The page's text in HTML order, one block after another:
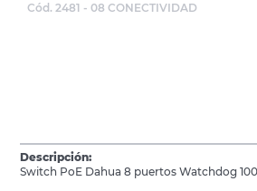
Cód. 2481 - 08 CONECTIVIDAD
Descripción:
Switch PoE Dahua 8 puertos Watchdog